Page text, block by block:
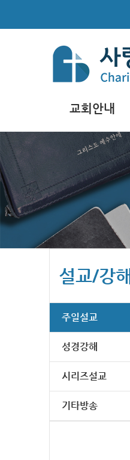
교회안내
설교/강해
주일설교
성경강해
시리즈설교
기타방송